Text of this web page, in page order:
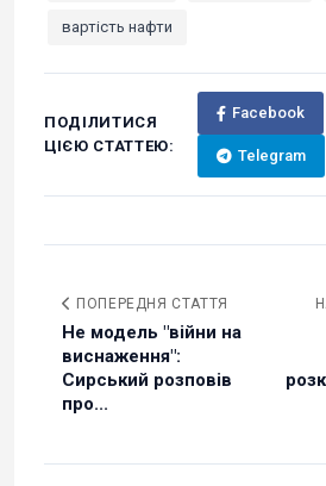
вартість нафти
ПОДІЛИТИСЯ
ЦІЄЮ СТАТТЕЮ:
Facebook
Telegram
ПОПЕРЕДНЯ СТАТТЯ
Не модель "війни на
виснаження":
Сирський розповів
про...